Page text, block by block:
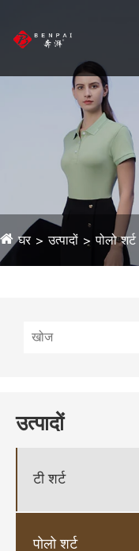
घर उत्पादों पोलो शर्ट
उत्पादों
टी शर्ट
पोलो शर्ट